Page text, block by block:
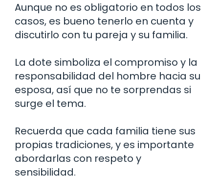
Aunque no es obligatorio en todos los
casos, es bueno tenerlo en cuenta y
discutirlo con tu pareja y su familia.
La dote simboliza el compromiso y la
responsabilidad del hombre hacia su
esposa, así que no te sorprendas si
surge el tema.
Recuerda que cada familia tiene sus
propias tradiciones, y es importante
abordarlas con respeto y
sensibilidad.